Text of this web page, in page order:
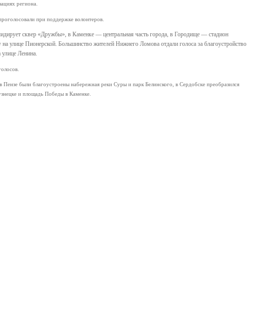
региона.
при поддержке волонтеров.
сквер «Дружбы», в Каменке — центральная часть города, в Городище — стадион
Пионерской. Большинство жителей Нижнего Ломова отдали голоса за благоустройство
Ленина.
были благоустроены набережная реки Суры и парк Белинского, в Сердобске преобразился
и площадь Победы в Каменке.